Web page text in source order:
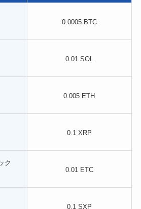
0.0005 BTC
0.01 SOL
0.005 ETH
0.1 XRP
ク
0.01 ETC
0.1 SXP